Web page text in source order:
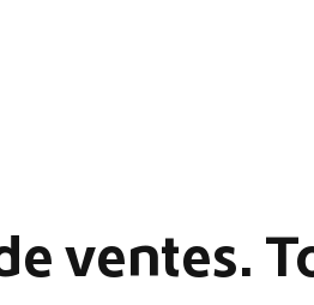
ventes.